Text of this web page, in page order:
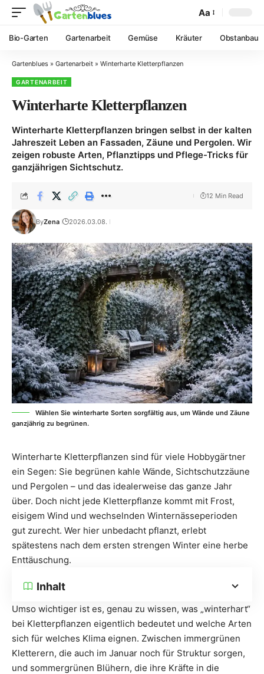
Aa
Bio-Garten Gartenarbeit Gemüse Kräuter Obstanbau
Gartenblues » Gartenarbeit » Winterharte Kletterpflanzen
GARTENARBEIT
Winterharte Kletterpflanzen
Winterharte Kletterpflanzen bringen selbst in der kalten
Jahreszeit Leben an Fassaden, Zäune und Pergolen. Wir
zeigen robuste Arten, Pflanztipps und Pflege-Tricks für
ganzjährigen Sichtschutz.
ByZena 2026.03.08.
12 Min Read
Wählen Sie winterharte Sorten sorgfältig aus, um Wände und Zäune
ganzjährig zu begrünen.
Winterharte Kletterpflanzen sind für viele Hobbygärtner
ein Segen: Sie begrünen kahle Wände, Sichtschutzzäune
und Pergolen – und das idealerweise das ganze Jahr
über. Doch nicht jede Kletterpflanze kommt mit Frost,
eisigem Wind und wechselnden Winternässeperioden
gut zurecht. Wer hier unbedacht pflanzt, erlebt
spätestens nach dem ersten strengen Winter eine herbe
Enttäuschung.
Inhalt
Umso wichtiger ist es, genau zu wissen, was „winterhart“
bei Kletterpflanzen eigentlich bedeutet und welche Arten
sich für welches Klima eignen. Zwischen immergrünen
Kletterern, die auch im Januar noch für Struktur sorgen,
und sommergrünen Blühern, die ihre Kräfte in die